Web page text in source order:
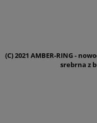
(C) 2021 AMBER-RING -
srebrna z